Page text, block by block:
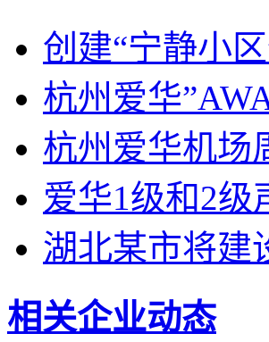
创建“宁静小
杭州爱华
杭州爱华机场
爱华1级和2级
湖北某市将建
相关企业动态